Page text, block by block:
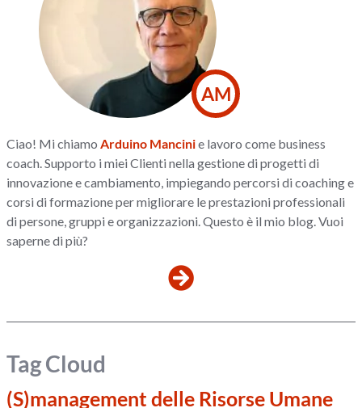
AM
Ciao! Mi chiamoArduino Mancinie lavoro come business
coach. Supporto i miei Clienti nella gestione di progetti di
innovazione e cambiamento, impiegando percorsi di coaching e
corsi di formazione per migliorare le prestazioni professionali
di persone, gruppi e organizzazioni. Questo è il mio blog. Vuoi
saperne di più?
Tag Cloud
(S)management delle Risorse Umane